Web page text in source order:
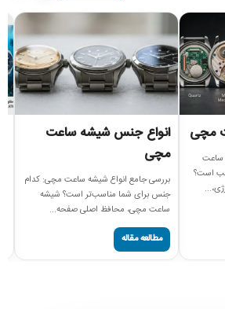
مچی
ساعت
است؟
انواع جنس شیشه ساعت
مچی
بررسی جامع انواع شیشه ساعت مچی: کدام
جنس برای شما مناسب‌تر است؟ شیشه
ساعت مچی، محافظ اصلی صفحه...
مطالعه مقاله